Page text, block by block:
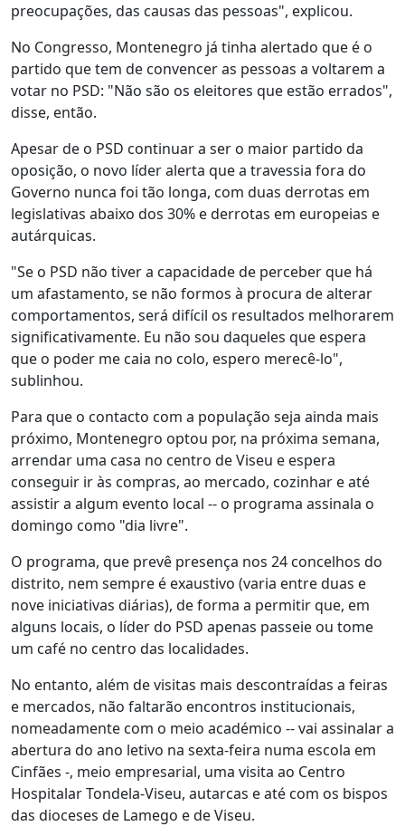
preocupações, das causas das pessoas", explicou.
No Congresso, Montenegro já tinha alertado que é o
partido que tem de convencer as pessoas a voltarem a
votar no PSD: "Não são os eleitores que estão errados",
disse, então.
Apesar de o PSD continuar a ser o maior partido da
oposição, o novo líder alerta que a travessia fora do
Governo nunca foi tão longa, com duas derrotas em
legislativas abaixo dos 30% e derrotas em europeias e
autárquicas.
"Se o PSD não tiver a capacidade de perceber que há
um afastamento, se não formos à procura de alterar
comportamentos, será difícil os resultados melhorarem
significativamente. Eu não sou daqueles que espera
que o poder me caia no colo, espero merecê-lo",
sublinhou.
Para que o contacto com a população seja ainda mais
próximo, Montenegro optou por, na próxima semana,
arrendar uma casa no centro de Viseu e espera
conseguir ir às compras, ao mercado, cozinhar e até
assistir a algum evento local -- o programa assinala o
domingo como "dia livre".
O programa, que prevê presença nos 24 concelhos do
distrito, nem sempre é exaustivo (varia entre duas e
nove iniciativas diárias), de forma a permitir que, em
alguns locais, o líder do PSD apenas passeie ou tome
um café no centro das localidades.
No entanto, além de visitas mais descontraídas a feiras
e mercados, não faltarão encontros institucionais,
nomeadamente com o meio académico -- vai assinalar a
abertura do ano letivo na sexta-feira numa escola em
Cinfães -, meio empresarial, uma visita ao Centro
Hospitalar Tondela-Viseu, autarcas e até com os bispos
das dioceses de Lamego e de Viseu.